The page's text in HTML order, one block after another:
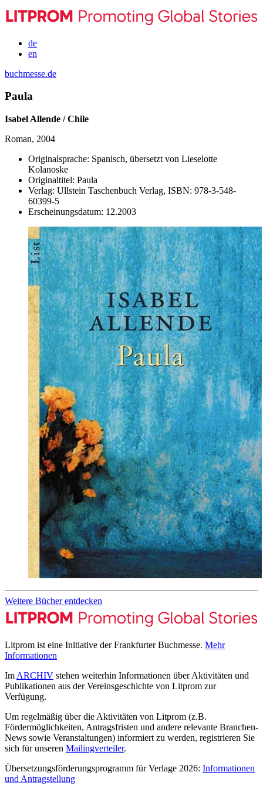
de
en
buchmesse.de
Paula
Isabel Allende / Chile
Roman, 2004
Originalsprache: Spanisch, übersetzt von Lieselotte
Kolanoske
Originaltitel: Paula
Verlag: Ullstein Taschenbuch Verlag, ISBN: 978-3-548-
60399-5
Erscheinungsdatum: 12.2003
Weitere Bücher entdecken
Litprom ist eine Initiative der Frankfurter Buchmesse. Mehr
Informationen
Im ARCHIV stehen weiterhin Informationen über Aktivitäten und
Publikationen aus der Vereinsgeschichte von Litprom zur
Verfügung.
Um regelmäßig über die Aktivitäten von Litprom (z.B.
Fördermöglichkeiten, Antragsfristen und andere relevante Branchen-
News sowie Veranstaltungen) informiert zu werden, registrieren Sie
sich für unseren Mailingverteiler.
Übersetzungsförderungsprogramm für Verlage 2026: Informationen
und Antragstellung